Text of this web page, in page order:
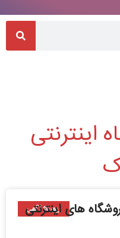
اینترنتی
رپورتاژ آگهی
های اینترنتی